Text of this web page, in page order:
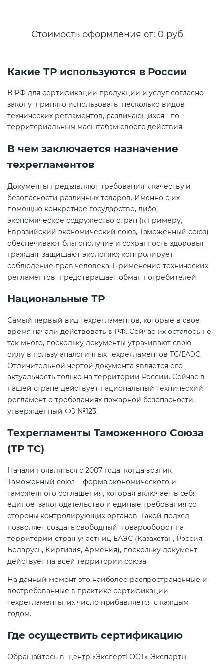
Стоимость оформления от: 0 руб.
Какие ТР используются в России
В РФ для сертификации продукции и услуг согласно
закону принято использовать несколько видов
технических регламентов, различающихся по
территориальным масштабам своего действия.
В чем заключается назначение
техрегламентов
Документы предъявляют требования к качеству и
безопасности различных товаров. Именно с их
помощью конкретное государство, либо
экономическое содружество стран (к примеру,
Евразийский экономический союз, Таможенный союз)
обеспечивают благополучие и сохранность здоровья
граждан; защищают экологию; контролирует
соблюдение прав человека. Применение технических
регламентов предотвращает обман потребителей.
Национальные ТР
Самый первый вид техрегламентов, которые в свое
время начали действовать в РФ. Сейчас их осталось не
так много, поскольку документы утрачивают свою
силу в пользу аналогичных техрегламентов ТС/ЕАЭС.
Отличительной чертой документа является его
актуальность только на территории России. Сейчас в
нашей стране действует национальный технический
регламент о требованиях пожарной безопасности,
утвержденный ФЗ №123.
Техрегламенты Таможенного Союза
(ТР ТС)
Начали появляться с 2007 года, когда возник
Таможенный союз - форма экономического и
таможенного соглашения, которая включает в себя
единое законодательство и единые требования со
стороны контролирующих органов. Такой подход
позволяет создать свободный товарооборот на
территории стран-участниц ЕАЭС (Казахстан, Россия,
Беларусь, Киргизия, Армения), поскольку документ
действует на всей территории союза.
На данный момент это наиболее распространенные и
востребованные в практике сертификации
техрегламенты, их число прибавляется с каждым
годом.
Где осуществить сертификацию
Обращайтесь в центр «ЭкспертГОСТ». Эксперты
Сертификация спортивных
товаров
Сертификация электротехники
Сертификация ресурсов
Остальное